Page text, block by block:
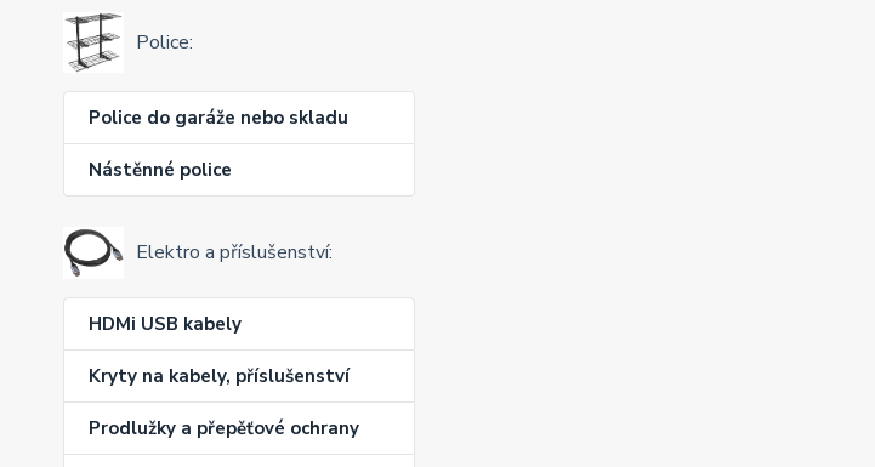
Police:
Police do garáže nebo skladu
Nástěnné police
Elektro a příslušenství:
HDMi USB kabely
Kryty na kabely, příslušenství
Prodlužky a přepěťové ochrany